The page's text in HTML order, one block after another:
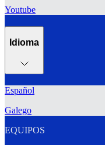
Youtube
Idioma
Español
Galego
EQUIPOS